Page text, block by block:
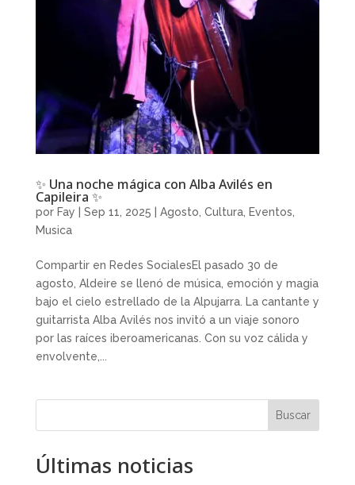
✨ Una noche mágica con Alba Avilés en
Capileira ✨
por Fay | Sep 11, 2025 | Agosto Cultura, Eventos
Musica
Compartir en Redes SocialesEl pasado 30 de
agosto, Aldeire se llenó de música, emoción y magia
bajo el cielo estrellado de la Alpujarra. La cantante y
guitarrista Alba Avilés nos invitó a un viaje sonoro
por las raíces iberoamericanas. Con su voz cálida y
envolvente,...
Buscar
Últimas noticias